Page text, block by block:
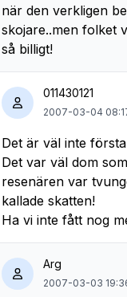
när den verkligen
skojare..men folket
så billigt!
011430121
2007-03-04
Det är väl inte
Det var väl dom
resenären var
kallade skatten!
Ha vi inte fått nog
Arg
2007-03-03